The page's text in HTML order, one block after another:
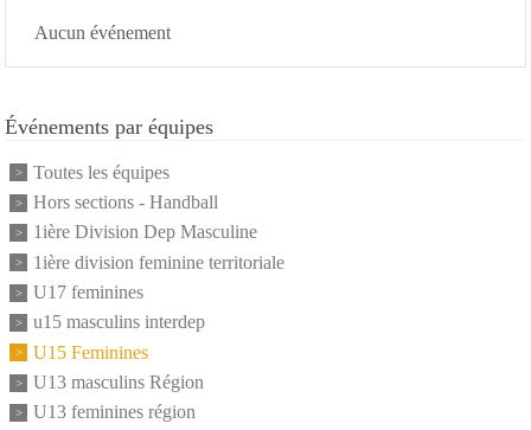
Aucun événement
Événements par équipes
Toutes les équipes
Hors sections - Handball
1ière Division Dep Masculine
1ière division feminine territoriale
U17 feminines
u15 masculins interdep
U15 Feminines
U13 masculins Région
U13 feminines région